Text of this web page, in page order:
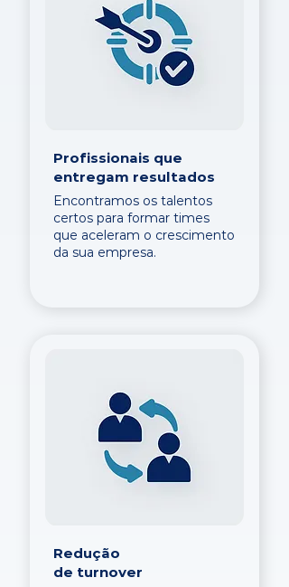
Profissionais que
entregam resultados
Encontramos os talentos
certos para formar times
que aceleram o crescimento
da sua empresa.
Redução
de turnover